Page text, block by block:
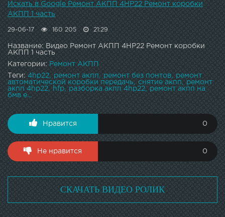
Искать в Google Ремонт АКПП 4HP22 Ремонт коробки
АКПП 1 часть
29-06-17 160 205 21:29
Название: Видео Ремонт АКПП 4HP22 Ремонт коробки
АКПП 1 часть
Категории:Ремонт АКПП
Теги:4hp22 ремонт акпп ремонт без понтов
ремонт
автоматической коробки передачь
снятие акпп
ремонт
акпп 4hp22
hfp разборка акпп 4hp22
ремонт акпп на
бмв е...
Нравится 0
Не нравится 0
СКАЧАТЬ ВИДЕО РОЛИК